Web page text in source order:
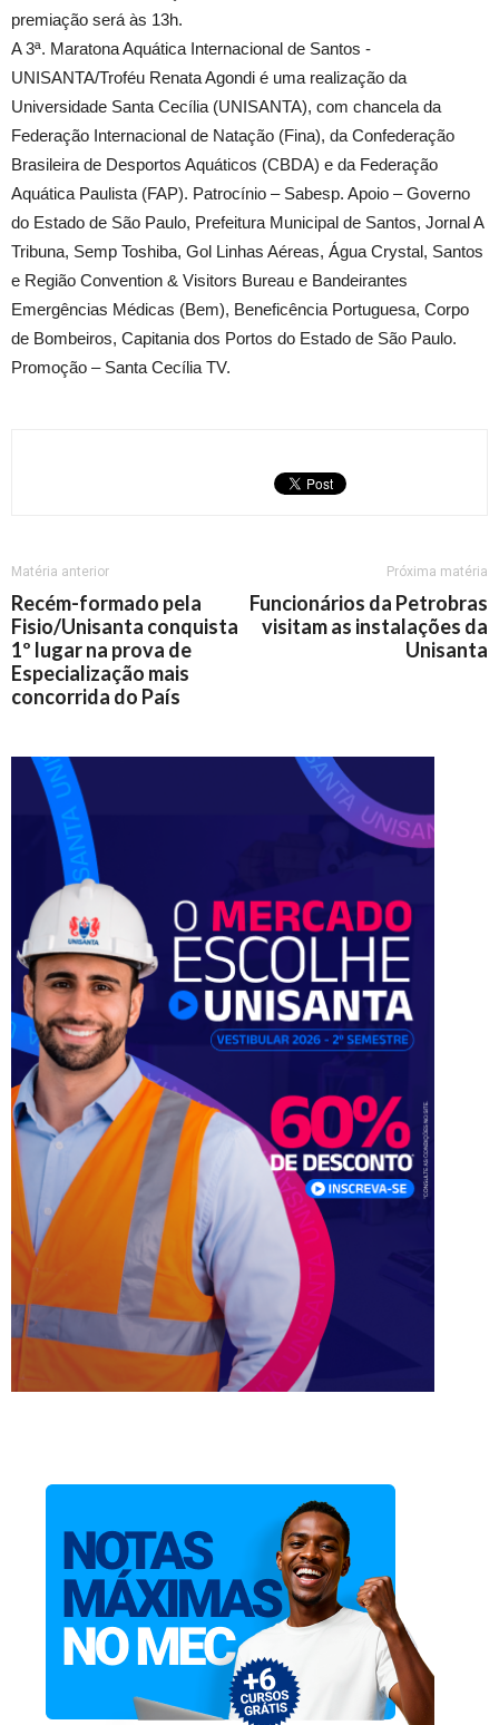
premiação será às 13h.
A 3ª. Maratona Aquática Internacional de Santos -
UNISANTA/Troféu Renata Agondi é uma realização da
Universidade Santa Cecília (UNISANTA), com chancela da
Federação Internacional de Natação (Fina), da Confederação
Brasileira de Desportos Aquáticos (CBDA) e da Federação
Aquática Paulista (FAP). Patrocínio – Sabesp. Apoio – Governo
do Estado de São Paulo, Prefeitura Municipal de Santos, Jornal A
Tribuna, Semp Toshiba, Gol Linhas Aéreas, Água Crystal, Santos
e Região Convention & Visitors Bureau e Bandeirantes
Emergências Médicas (Bem), Beneficência Portuguesa, Corpo
de Bombeiros, Capitania dos Portos do Estado de São Paulo.
Promoção – Santa Cecília TV.
Matéria anterior
Recém-formado pela
Fisio/Unisanta conquista
1º lugar na prova de
Especialização mais
concorrida do País
Próxima matéria
Funcionários da Petrobras
visitam as instalações da
Unisanta